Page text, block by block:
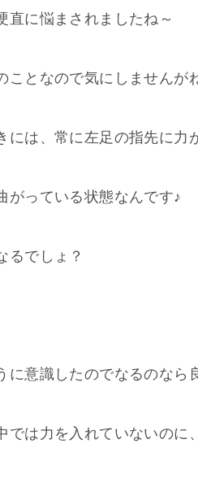
直に悩まされましたね～
ことなので気にしませんが
には、常に左足の指先に力
がっている状態なんです♪
るでしょ？
に意識したのでなるのなら
では力を入れていないのに